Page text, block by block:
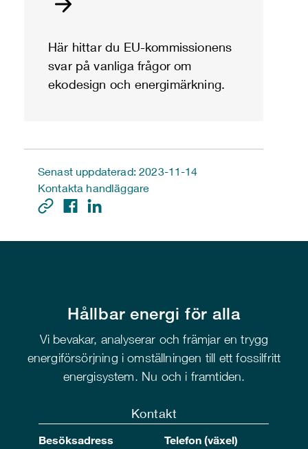
Här hittar du EU-kommissionens
svar på vanliga frågor om
ekodesign och energimärkning.
Senast uppdaterad: 2023-11-14
Kontakta handläggare
Hållbar energi för alla
Vi bevakar, analyserar och främjar en trygg
energiförsörjning i omställningen till ett fossilfritt
energisystem. Nu och i framtiden.
Kontakt
Besöksadress
Telefon (växel)